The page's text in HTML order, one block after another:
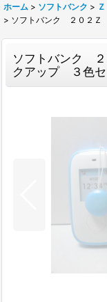
ホーム > ソフトバンク >
> ソフトバンク ２０２Ｚ
ソフトバンク
クアップ ３色セ